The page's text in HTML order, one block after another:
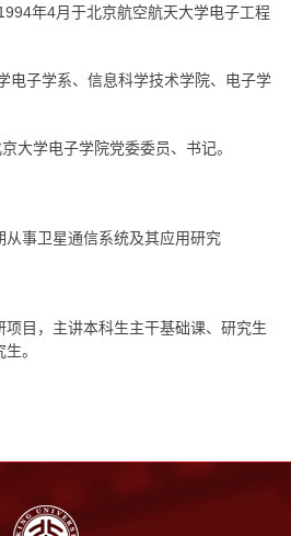
年4月于北京航空航天大学电子工程
电子学系、信息科学技术学院、电子学
大学电子学院党委委员、书记。
事卫星通信系统及其应用研究
目，主讲本科生主干基础课、研究生
。